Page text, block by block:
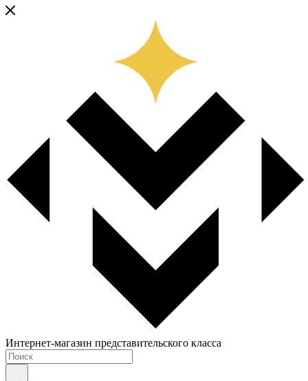
Интернет-магазин представительского класса